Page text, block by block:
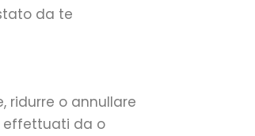
da te
ridurre o annullare
effettuati da o